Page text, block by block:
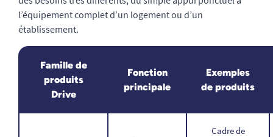
l’équipement complet d’un logement ou d’un
établissement.
Famille de
produits
Drive
Fonction
principale
Exemples
de produits
Cadre de